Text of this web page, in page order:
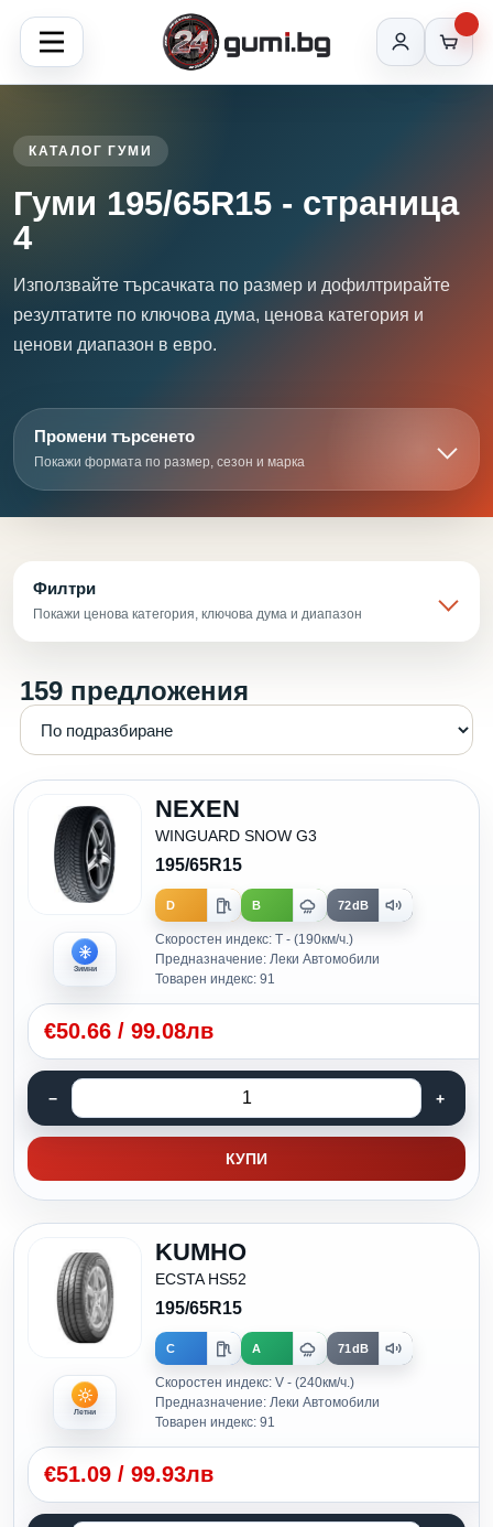
КАТАЛОГ ГУМИ
Гуми 195/65R15 - страница
4
Използвайте търсачката по размер и дофилтрирайте
резултатите по ключова дума, ценова категория и
ценови диапазон в евро.
Промени търсенето
Покажи формата по размер, сезон и марка
Филтри
Покажи ценова категория, ключова дума и диапазон
159 предложения
Зимни
NEXEN
WINGUARD SNOW G3
195/65R15
D B 72dB
Скоростен индекс: T - (190км/ч.)
Предназначение: Леки Автомобили
Товарен индекс: 91
€50.66 / 99.08лв
КУПИ
Летни
KUMHO
ECSTA HS52
195/65R15
C A 71dB
Скоростен индекс: V - (240км/ч.)
Предназначение: Леки Автомобили
Товарен индекс: 91
€51.09 / 99.93лв